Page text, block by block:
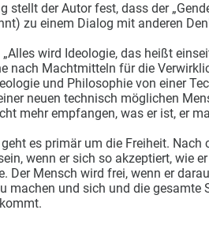
stellt der Autor fest, dass der
zu einem Dialog mit anderen
„Alles wird Ideologie, das heißt
nach Machtmitteln für die
und Philosophie von einer
neuen technisch möglichen
mehr empfangen, was er ist, er
es primär um die Freiheit.
wenn er sich so akzeptiert, wie
Der Mensch wird frei, wenn er
machen und sich und die